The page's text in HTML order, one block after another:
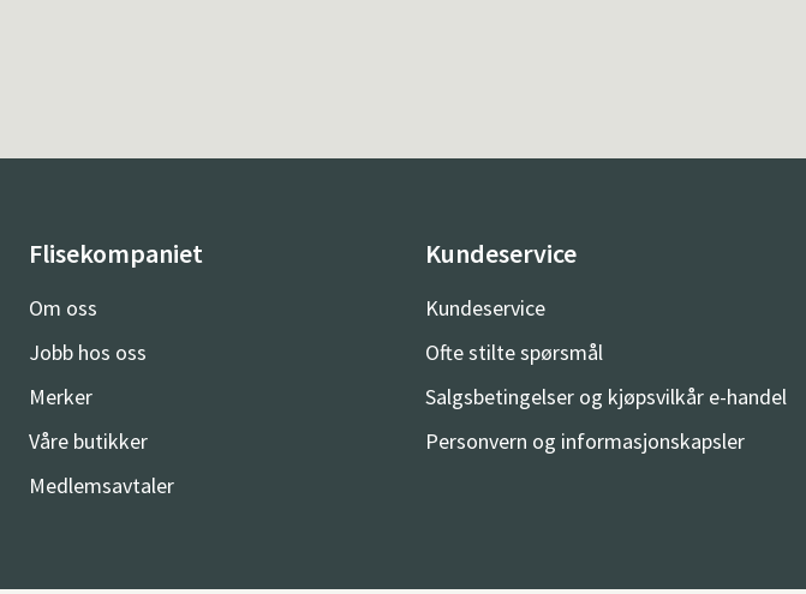
Flisekompaniet
Om oss
Jobb hos oss
Merker
Våre butikker
Medlemsavtaler
Kundeservice
Kundeservice
Ofte stilte spørsmål
Salgsbetingelser og kjøpsvilkår e-handel
Personvern og informasjonskapsler